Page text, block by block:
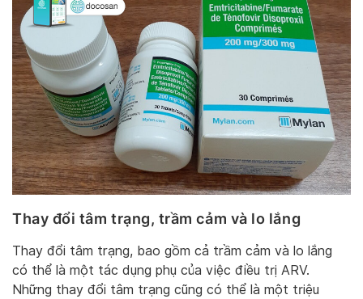
Thay đổi tâm trạng, trầm cảm và lo lắng
Thay đổi tâm trạng, bao gồm cả trầm cảm và lo lắng
có thể là một tác dụng phụ của việc điều trị ARV.
Những thay đổi tâm trạng cũng có thể là một triệu